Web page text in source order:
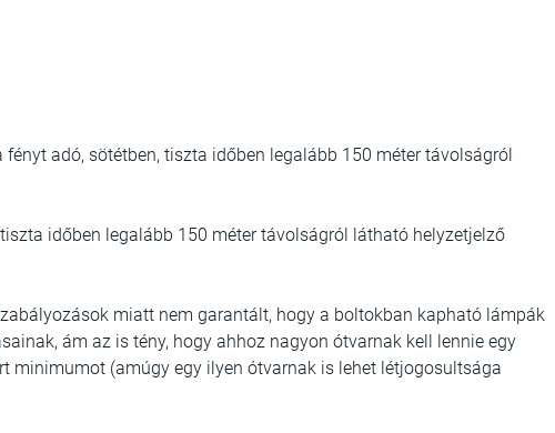
fényt adó, sötétben, tiszta időben legalább 150 méter távolságról
időben legalább 150 méter távolságról látható helyzetjelző
miatt nem garantált, hogy a boltokban kapható lámpák
ám az is tény, hogy ahhoz nagyon ótvarnak kell lennie egy
minimumot (amúgy egy ilyen ótvarnak is lehet létjogosultsága